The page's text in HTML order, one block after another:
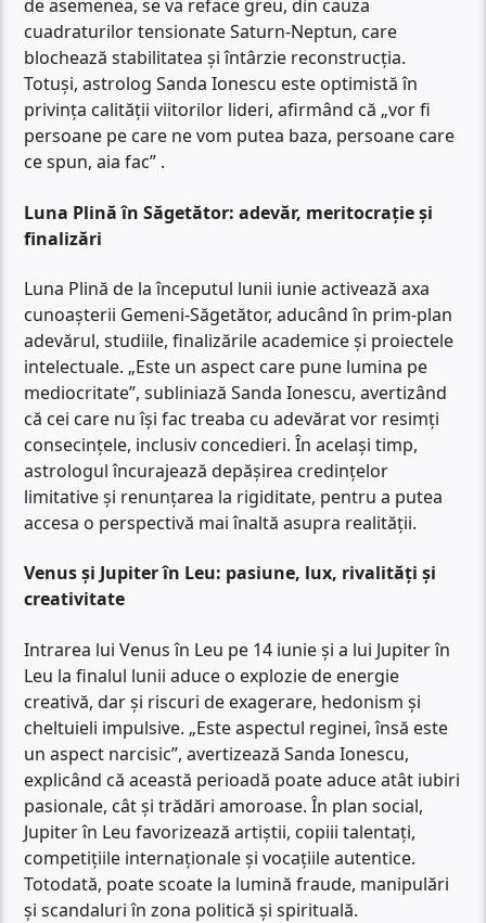
de asemenea, se va reface greu, din cauza
cuadraturilor tensionate Saturn-Neptun, care
blochează stabilitatea și întârzie reconstrucția.
Totuși, astrolog Sanda Ionescu este optimistă în
privința calității viitorilor lideri, afirmând că „vor fi
persoane pe care ne vom putea baza, persoane care
ce spun, aia fac” .
Luna Plină în Săgetător: adevăr, meritocrație și
finalizări
Luna Plină de la începutul lunii iunie activează axa
cunoașterii Gemeni-Săgetător, aducând în prim-plan
adevărul, studiile, finalizările academice și proiectele
intelectuale. „Este un aspect care pune lumina pe
mediocritate”, subliniază Sanda Ionescu, avertizând
că cei care nu își fac treaba cu adevărat vor resimți
consecințele, inclusiv concedieri. În același timp,
astrologul încurajează depășirea credințelor
limitative și renunțarea la rigiditate, pentru a putea
accesa o perspectivă mai înaltă asupra realității.
Venus și Jupiter în Leu: pasiune, lux, rivalități și
creativitate
Intrarea lui Venus în Leu pe 14 iunie și a lui Jupiter în
Leu la finalul lunii aduce o explozie de energie
creativă, dar și riscuri de exagerare, hedonism și
cheltuieli impulsive. „Este aspectul reginei, însă este
un aspect narcisic”, avertizează Sanda Ionescu,
explicând că această perioadă poate aduce atât iubiri
pasionale, cât și trădări amoroase. În plan social,
Jupiter în Leu favorizează artiștii, copiii talentați,
competițiile internaționale și vocațiile autentice.
Totodată, poate scoate la lumină fraude, manipulări
și scandaluri în zona politică și spirituală.